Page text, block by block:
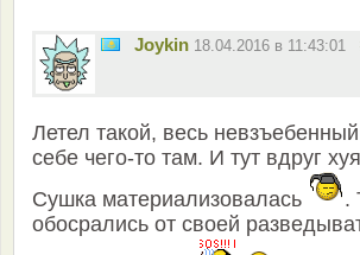
Joykin 18.04.2016 в 11:43:01
Летел такой, весь невзъебенный
себе чего-то там. И тут вдруг
Сушка материализовалась
.
обосрались от своей